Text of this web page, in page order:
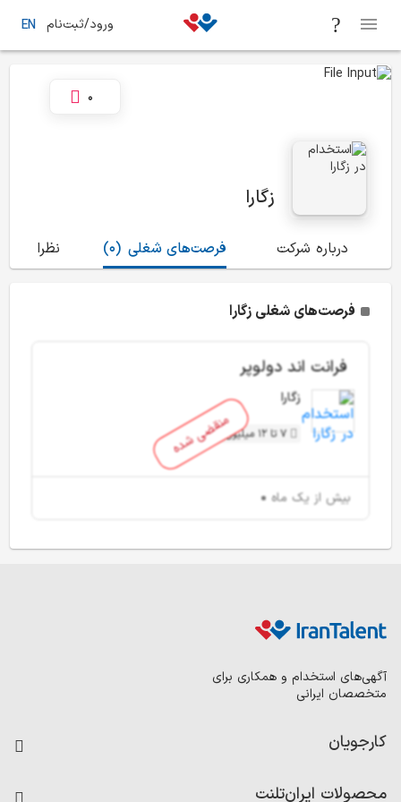
ورود/ثبت‌نام EN
زگارا
0
درباره شرکت (0) فرصت‌های شغلی نظرات
فرصت‌های شغلی زگارا
منقضی شده
فرانت اند دولوپر
زگارا
7 تا 12 میلیون تومان
بیش از یک ماه
آگهی‌های استخدام و همکاری برای
متخصصان ایرانی
کارجویان
محصولات ایران‌تلنت